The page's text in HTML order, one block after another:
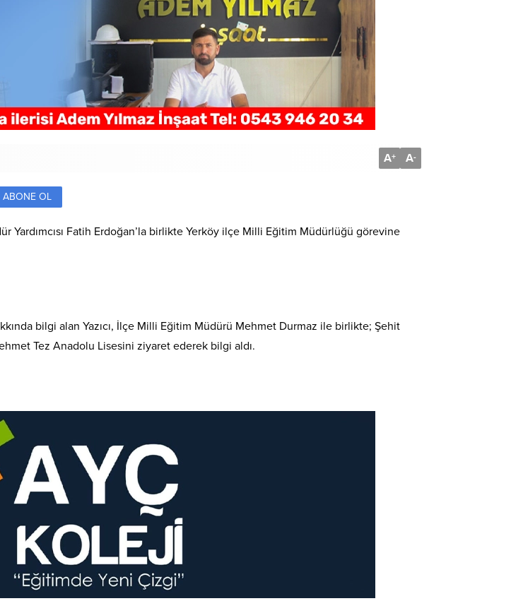
A+ A-
ABONE OL
Yardımcısı Fatih Erdoğan’la birlikte Yerköy ilçe Milli Eğitim Müdürlüğü görevine
bilgi alan Yazıcı, İlçe Milli Eğitim Müdürü Mehmet Durmaz ile birlikte; Şehit
Tez Anadolu Lisesini ziyaret ederek bilgi aldı.